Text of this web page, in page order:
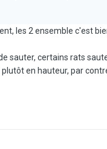
les 2 ensemble c'est
sauter, certains rats
plutôt en hauteur, par